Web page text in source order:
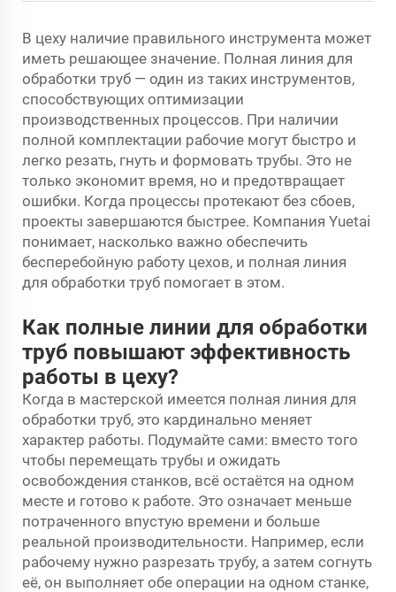
В цеху наличие правильного инструмента может
иметь решающее значение. Полная линия для
обработки труб — один из таких инструментов,
способствующих оптимизации
производственных процессов. При наличии
полной комплектации рабочие могут быстро и
легко резать, гнуть и формовать трубы. Это не
только экономит время, но и предотвращает
ошибки. Когда процессы протекают без сбоев,
проекты завершаются быстрее. Компания Yuetai
понимает, насколько важно обеспечить
бесперебойную работу цехов, и полная линия
для обработки труб помогает в этом.
Как полные линии для обработки
труб повышают эффективность
работы в цеху?
Когда в мастерской имеется полная линия для
обработки труб, это кардинально меняет
характер работы. Подумайте сами: вместо того
чтобы перемещать трубы и ожидать
освобождения станков, всё остаётся на одном
месте и готово к работе. Это означает меньше
потраченного впустую времени и больше
реальной производительности. Например, если
рабочему нужно разрезать трубу, а затем согнуть
её, он выполняет обе операции на одном станке,